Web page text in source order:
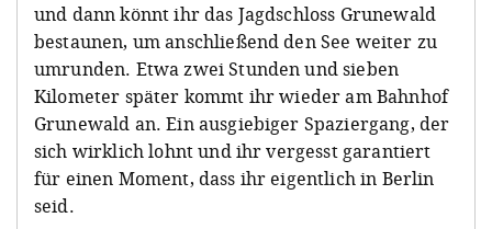
und dann könnt ihr das Jagdschloss Grunewald
bestaunen, um anschließend den See weiter zu
umrunden. Etwa zwei Stunden und sieben
Kilometer später kommt ihr wieder am Bahnhof
Grunewald an. Ein ausgiebiger Spaziergang, der
sich wirklich lohnt und ihr vergesst garantiert
für einen Moment, dass ihr eigentlich in Berlin
seid.